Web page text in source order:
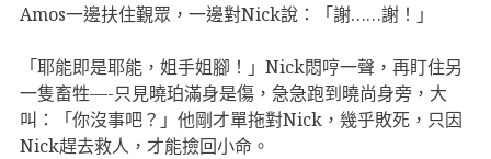
Amos一邊扶住覲眾，一邊對Nick說：「謝……謝！」
「耶能即是耶能，姐手姐腳！」Nick悶哼一聲，再盯住另
一隻畜牲—-只見曉珀滿身是傷，急急跑到曉尚身旁，大
叫：「你沒事吧？」他剛才單拖對Nick，幾乎敗死，只因
Nick趕去救人，才能撿回小命。